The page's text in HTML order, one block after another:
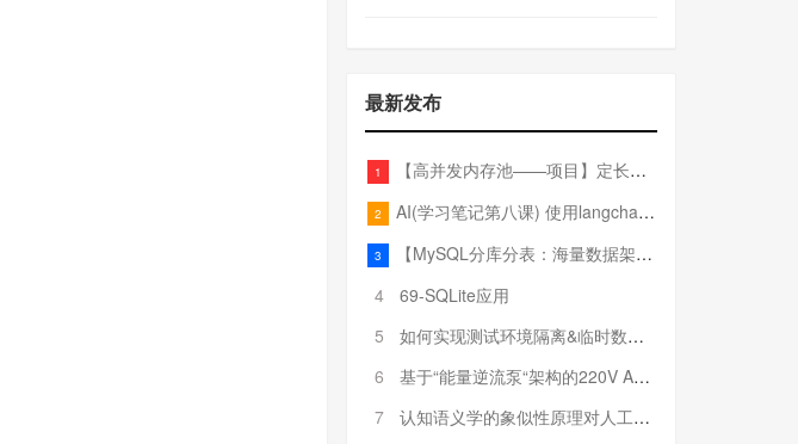
最新发布
1 【高并发内存池——项目】定长内存池——开胃小菜
2 AI(学习笔记第八课) 使用langchain的embedding models
3
【MySQL分库分表：海量数据架构的终极解决方案】
4
69-SQLite应用
5
如何实现测试环境隔离&临时数据库（pytest+SQLite）
6
基于“能量逆流泵“架构的220V AC至20V DC 300W高效电源设计
7
认知语义学的象似性原理对人工智能自然语言处理深层语义分析的影响与启示